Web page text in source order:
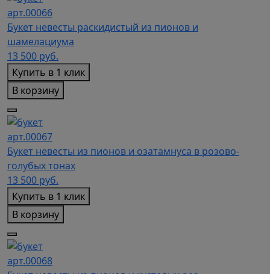
арт.00066
Букет невесты раскидистый из пионов и
шамелациума
13 500 руб.
Купить в 1 клик
В корзину
арт.00067
Букет невесты из пионов и озатамнуса в розово-
голубых тонах
13 500 руб.
Купить в 1 клик
В корзину
арт.00068